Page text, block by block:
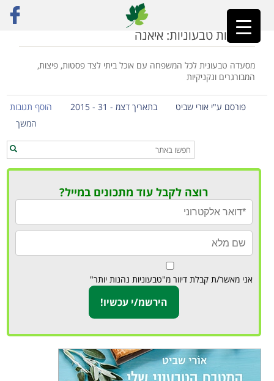
ראשי»איאנה
מסעדות טבעוניות: איאנה
מסעדה טבעונית לכל המשפחה עם אוכל ביתי לצד פסטות, פיצות,
המבורגרים ונקניקיות
פורסם ע"י אורי שביט בתאריך דצמ - 31 - 2015
הוסף תגובות
המשך
רוצה לקבל עוד מתכונים במייל?
אני מאשר/ת קבלת דיוור מ"טבעוניות נהנות יותר"